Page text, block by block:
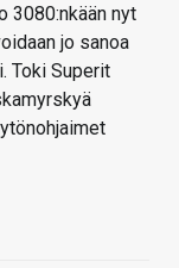
3080:nkään nyt
jo sanoa
Toki Superit